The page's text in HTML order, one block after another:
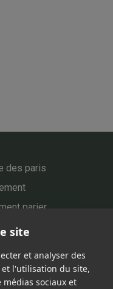
des paris
parier
site
et analyser des
l'utilisation du site,
sociaux et